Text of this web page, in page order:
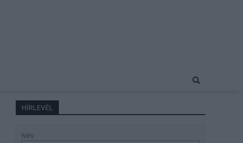
HÍRLEVÉL
Név